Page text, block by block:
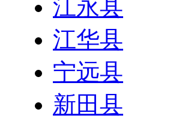
江永县
江华县
宁远县
新田县